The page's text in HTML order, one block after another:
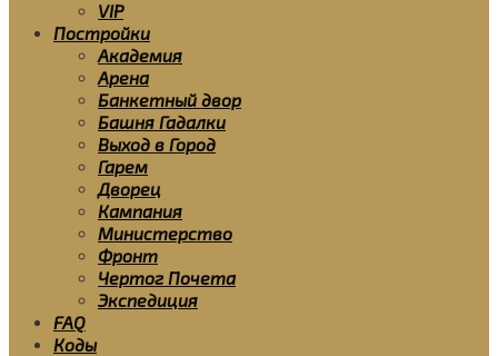
VIP
Постройки
Академия
Арена
Банкетный двор
Башня Гадалки
Выход в Город
Гарем
Дворец
Кампания
Министерство
Фронт
Чертог Почета
Экспедиция
FAQ
Коды